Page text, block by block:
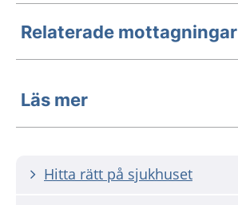
Relaterade mottagningar
Läs mer
Hitta rätt på sjukhuset